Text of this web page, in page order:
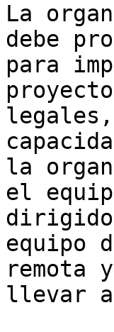
La
debe
para
legales,
la
el
dirigido
equipo
remota
llevar